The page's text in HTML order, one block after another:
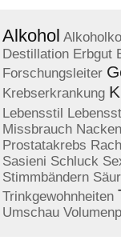
Alkohol
Destillation Erbgut
Forschungsleiter
Krebserkrankung
Lebensstil
Missbrauch
Prostatakrebs
Sasieni Schluck
Stimmbändern
Trinkgewohnheiten
Umschau